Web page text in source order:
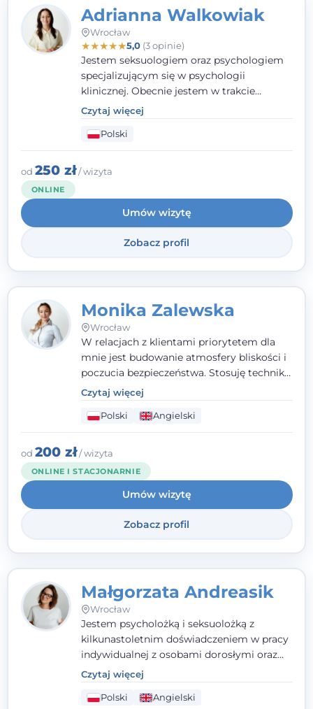
Adrianna Walkowiak
Wrocław
★★★★★5,0(3 opinie)
Jestem seksuologiem oraz psychologiem
specjalizującym się w psychologii
klinicznej. Obecnie jestem w trakcie
szkolenia na psychoterapeutę
systemowego. Posiadam status członka
nadzwyczajnego Wielkopolskiego
Towarzystwa Terapii Systemowej oraz
należę do Polskiego Towarzystwa
pierwszym miejscu stawiam budowanie
atmosfery bezpieczeństwa i zrozumienia w
relacjach z Klientami. Istotna dla nie jest
również koncentracja na dostępnych
zasobach.
Czytaj więcej
Polski
od 250 zł/ wizyta
ONLINE
Umów wizytę
Zobacz profil
Monika Zalewska
Wrocław
W relacjach z klientami priorytetem dla
mnie jest budowanie atmosfery bliskości i
poczucia bezpieczeństwa. Stosuję techniki
poznawczo-behawioralne oraz metody,
które koncentrują się na rozwiązaniach
(TSR). Te polegają na osiąganiu
zamierzonych celów (doprowadzeniu do
rozwiązania trudnych sytuacji) poprzez
identyfikowanie i wzmacnianie zasobów
oraz mocnych stron klienta. W swojej
pracy korzystam także z metod dialogu
motywacyjnego i treningu uważności.
Czytaj więcej
Polski Angielski
od 200 zł/ wizyta
ONLINE I STACJONARNIE
Umów wizytę
Zobacz profil
Małgorzata Andreasik
Wrocław
Jestem psycholożką i seksuolożką z
kilkunastoletnim doświadczeniem w pracy
indywidualnej z osobami dorosłymi oraz
parami. Specjalizuję się w obszarze zdrowia
seksualnego, żałoby, kryzysów życiowych i
wypalenia zawodowego. Pracuję w języku
Czytaj więcej
Polski Angielski